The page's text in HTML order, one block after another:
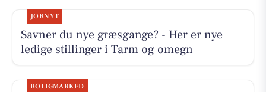
JOBNYT
Savner du nye græsgange? - Her er nye
ledige stillinger i Tarm og omegn
BOLIGMARKED